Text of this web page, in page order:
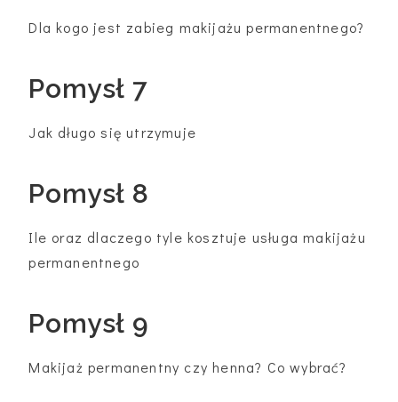
Dla kogo jest zabieg makijażu permanentnego?
Pomysł 7
Jak długo się utrzymuje
Pomysł 8
Ile oraz dlaczego tyle kosztuje usługa makijażu
permanentnego
Pomysł 9
Makijaż permanentny czy henna? Co wybrać?